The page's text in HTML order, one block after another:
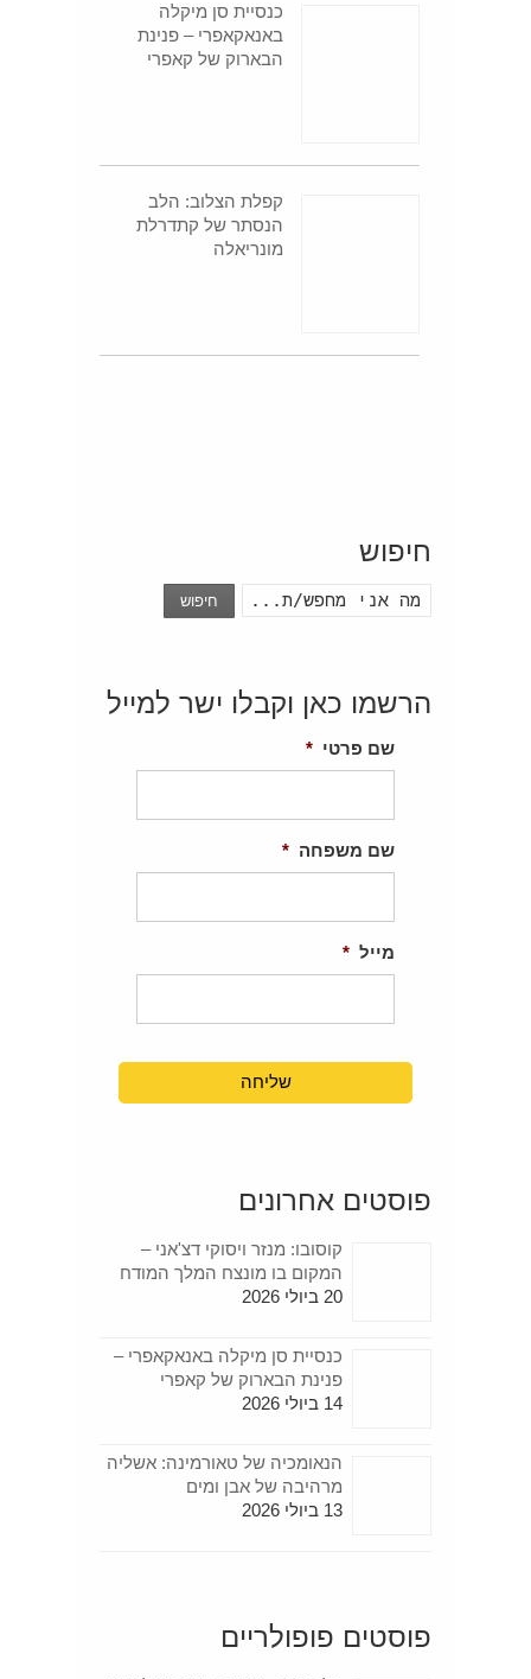
כנסיית סן מיקלה
באנאקאפרי – פנינת
הבארוק של קאפרי
קפלת הצלוב: הלב
הנסתר של קתדרלת
מונריאלה
חיפוש
חיפוש
הרשמו כאן וקבלו ישר למייל
שם פרטי *
שם משפחה *
מייל *
פוסטים אחרונים
קוסובו: מנזר ויסוקי דצ'אני –
המקום בו מונצח המלך המודח
20 ביולי 2026
כנסיית סן מיקלה באנאקאפרי –
פנינת הבארוק של קאפרי
14 ביולי 2026
הנאומכיה של טאורמינה: אשליה
מרהיבה של אבן ומים
13 ביולי 2026
פוסטים פופולריים